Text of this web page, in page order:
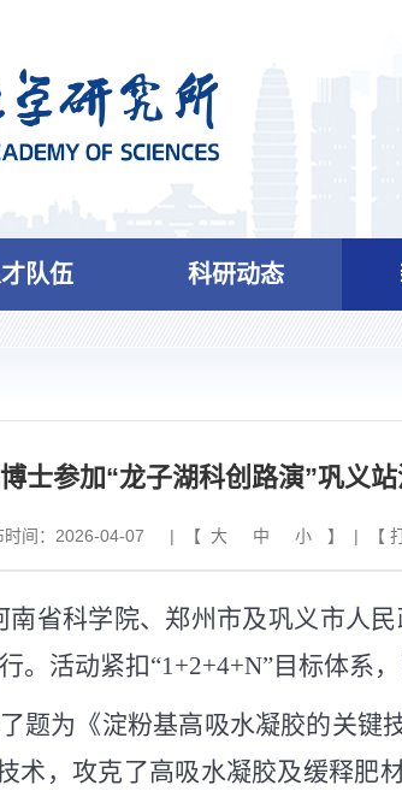
队伍 科研动态
士参加“龙子湖科创路演”巩义
时间：2026-04-07 | 【 大 中 小 】 | 【
省科学院、郑州市及巩义市人
。活动紧扣“1+2+4+N”目标体系
题为《淀粉基高吸水凝胶的关键
术，攻克了高吸水凝胶及缓释肥